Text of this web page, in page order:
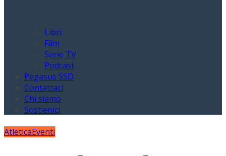
Libri
Film
Serie TV
Podcast
Pegasus SSD
Contattaci
Chi siamo
Sostienici
AtleticaEventi